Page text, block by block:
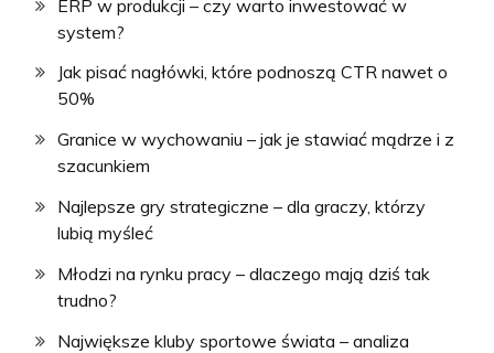
ERP w produkcji – czy warto inwestować w
system?
Jak pisać nagłówki, które podnoszą CTR nawet o
50%
Granice w wychowaniu – jak je stawiać mądrze i z
szacunkiem
Najlepsze gry strategiczne – dla graczy, którzy
lubią myśleć
Młodzi na rynku pracy – dlaczego mają dziś tak
trudno?
Największe kluby sportowe świata – analiza